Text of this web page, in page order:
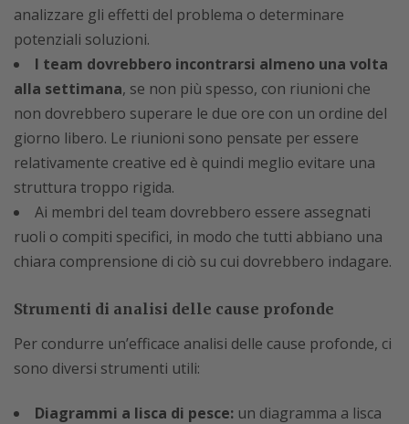
analizzare gli effetti del problema o determinare
potenziali soluzioni.
I team dovrebbero incontrarsi almeno una volta
alla settimana, se non più spesso, con riunioni che
non dovrebbero superare le due ore con un ordine del
giorno libero. Le riunioni sono pensate per essere
relativamente creative ed è quindi meglio evitare una
struttura troppo rigida.
Ai membri del team dovrebbero essere assegnati
ruoli o compiti specifici, in modo che tutti abbiano una
chiara comprensione di ciò su cui dovrebbero indagare.
Strumenti di analisi delle cause profonde
Per condurre un’efficace analisi delle cause profonde, ci
sono diversi strumenti utili:
Diagrammi a lisca di pesce: un diagramma a lisca